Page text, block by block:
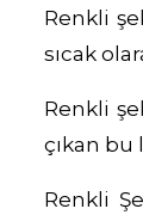
Renkli
sıcak
Renkli
çıkan
Renkli